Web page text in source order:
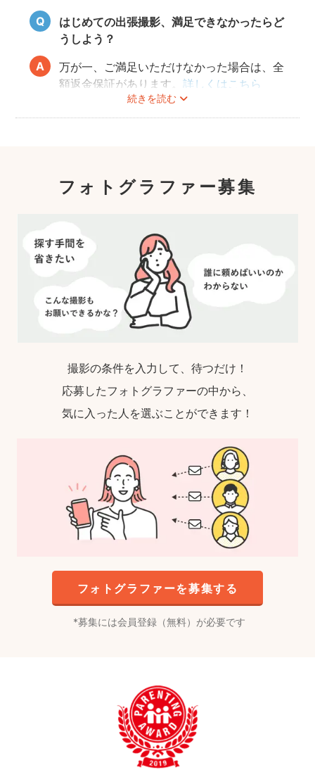
はじめての出張撮影、満足できなかったらど
うしよう？
続きを読む
万が一、ご満足いただけなかった場合は、全
額返金保証があります。詳しくはこちら
フォトグラファー募集
撮影の条件を入力して、待つだけ！
応募したフォトグラファーの中から、
気に入った人を選ぶことができます！
フォトグラファーを募集する
募集には会員登録（無料）が必要です